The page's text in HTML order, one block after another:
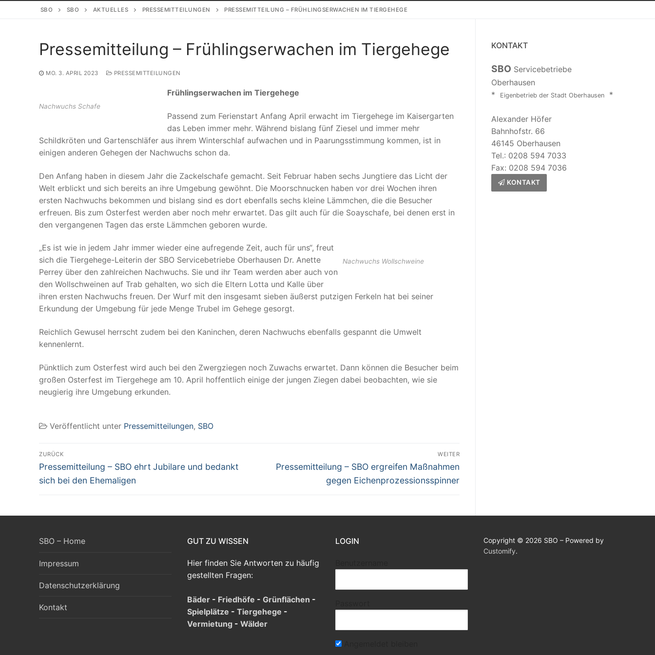
SBO SBO AKTUELLES PRESSEMITTEILUNGEN PRESSEMITTEILUNG – FRÜHLINGSERWACHEN IM TIERGEHEGE
Pressemitteilung – Frühlingserwachen im Tiergehege
MO. 3. APRIL 2023 PRESSEMITTEILUNGEN
Nachwuchs Schafe
Frühlingserwachen im Tiergehege
Passend zum Ferienstart Anfang April erwacht im Tiergehege im Kaisergarten
das Leben immer mehr. Während bislang fünf Ziesel und immer mehr
Schildkröten und Gartenschläfer aus ihrem Winterschlaf aufwachen und in Paarungsstimmung kommen, ist in
einigen anderen Gehegen der Nachwuchs schon da.
Den Anfang haben in diesem Jahr die Zackelschafe gemacht. Seit Februar haben sechs Jungtiere das Licht der
Welt erblickt und sich bereits an ihre Umgebung gewöhnt. Die Moorschnucken haben vor drei Wochen ihren
ersten Nachwuchs bekommen und bislang sind es dort ebenfalls sechs kleine Lämmchen, die die Besucher
erfreuen. Bis zum Osterfest werden aber noch mehr erwartet. Das gilt auch für die Soayschafe, bei denen erst in
den vergangenen Tagen das erste Lämmchen geboren wurde.
Nachwuchs Wollschweine
„Es ist wie in jedem Jahr immer wieder eine aufregende Zeit, auch für uns“, freut
sich die Tiergehege-Leiterin der SBO Servicebetriebe Oberhausen Dr. Anette
Perrey über den zahlreichen Nachwuchs. Sie und ihr Team werden aber auch von
den Wollschweinen auf Trab gehalten, wo sich die Eltern Lotta und Kalle über
ihren ersten Nachwuchs freuen. Der Wurf mit den insgesamt sieben äußerst putzigen Ferkeln hat bei seiner
Erkundung der Umgebung für jede Menge Trubel im Gehege gesorgt.
Reichlich Gewusel herrscht zudem bei den Kaninchen, deren Nachwuchs ebenfalls gespannt die Umwelt
kennenlernt.
Pünktlich zum Osterfest wird auch bei den Zwergziegen noch Zuwachs erwartet. Dann können die Besucher beim
großen Osterfest im Tiergehege am 10. April hoffentlich einige der jungen Ziegen dabei beobachten, wie sie
neugierig ihre Umgebung erkunden.
Veröffentlicht unter Pressemitteilungen, SBO
Beitragsnavigation
ZURÜCK
Vorheriger
Beitrag:
Pressemitteilung – SBO ehrt Jubilare und bedankt
sich bei den Ehemaligen
WEITER
Nächster
Pressemitteilung – SBO ergreifen Maßnahmen
gegen Eichenprozessionsspinner
KONTAKT
SBO Servicebetriebe
Oberhausen
*
Eigenbetrieb der Stadt Oberhausen *
Alexander Höfer
Bahnhofstr. 66
46145 Oberhausen
Tel.: 0208 594 7033
Fax: 0208 594 7036
KONTAKT
SBO – Home
Impressum
Datenschutzerklärung
Kontakt
GUT ZU WISSEN
Hier finden Sie Antworten zu häufig
gestellten Fragen:
Bäder - Friedhöfe - Grünflächen -
Spielplätze - Tiergehege -
Vermietung - Wälder
LOGIN
Copyright © 2026 SBO – Powered by
Customify.